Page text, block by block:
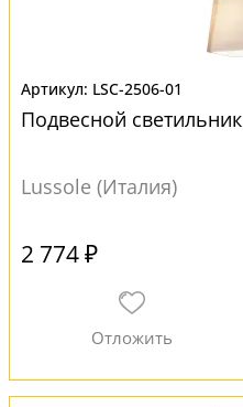
LSC-2506-01
Подвесной
Lussole (Италия)
2 774 ₽